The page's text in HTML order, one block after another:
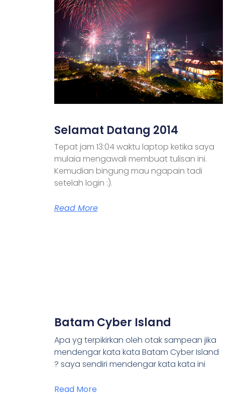
Selamat Datang 2014
Tepat jam 13:04 waktu laptop ketika saya
mulaia mengawali membuat tulisan ini.
Kemudian bingung mau ngapain tadi
setelah login :).
Read More
Batam Cyber Island
Apa yg terpikirkan oleh otak sampean jika
mendengar kata kata Batam Cyber Island
? saya sendiri mendengar kata kata ini
Read More